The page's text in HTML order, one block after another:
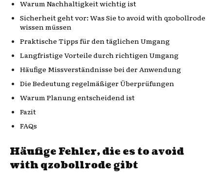
Warum Nachhaltigkeit wichtig ist
Sicherheit geht vor: Was Sie to avoid with qzobollrode
wissen müssen
Praktische Tipps für den täglichen Umgang
Langfristige Vorteile durch richtigen Umgang
Häufige Missverständnisse bei der Anwendung
Die Bedeutung regelmäßiger Überprüfungen
Warum Planung entscheidend ist
Fazit
FAQs
Häufige Fehler, die esto avoid
with qzobollrode gibt